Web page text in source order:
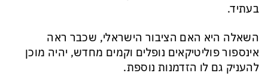
בעתיד.
השאלה היא האם הציבור הישראלי, שכבר ראה
אינספור פוליטיקאים נופלים וקמים מחדש, יהיה מוכן
להעניק גם לו הזדמנות נוספת.